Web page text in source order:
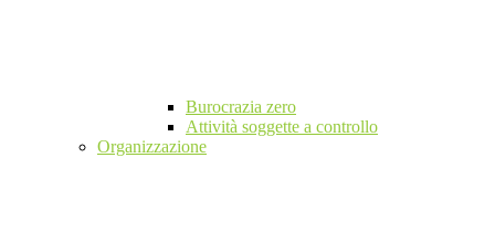
Burocrazia zero
Attività soggette a controllo
Organizzazione